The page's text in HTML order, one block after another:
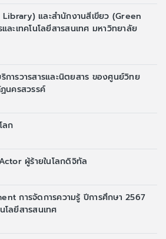
และสำนักงานสีเขียว (Green
ะเทคโนโลยีสารสนเทศ มหาวิทยาลัย
การวารสารและนิตยสาร ของศูนย์วิทย
นครสวรรค์
ลก
ผู้ร้ายในโลกดิจิทัล
การจัดการความรู้ ปีการศึกษา 2567
โลยีสารสนเทศ